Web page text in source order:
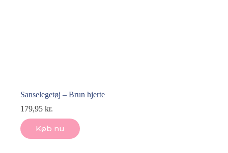
Sanselegetøj – Brun hjerte
179,95 kr.
Køb nu